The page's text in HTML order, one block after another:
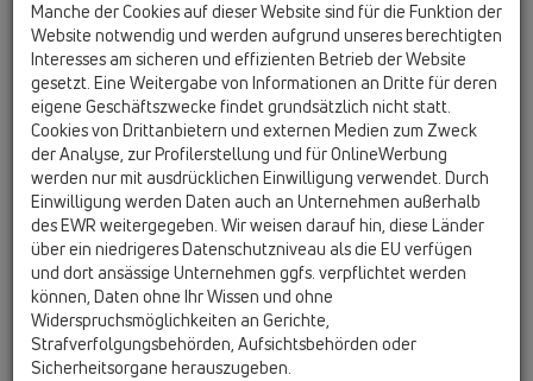
HL905N Rohrbelüfter, geeignet für den Unterputz-
Einbau in Wänden. Abgang DN50/DN75 senkrecht,
ablängbarer Bauschutz, herausnehmbarer
Funktionseinsatz und Abdeckung sind im Lieferumfang
enthalten. Durch die flache Bauweise ist der Einbau in
Trockenbauwände mit 75mm Ständerprofilen möglich.
Hauptdaten
Manche der Cookies auf dieser Website sind für die Funktion der
Website notwendig und werden aufgrund unseres berechtigten
Interesses am sicheren und effizienten Betrieb der Website
gesetzt. Eine Weitergabe von Informationen an Dritte für deren
eigene Geschäftszwecke findet grundsätzlich nicht statt.
Cookies von Drittanbietern und externen Medien zum Zweck
der Analyse, zur Profilerstellung und für OnlineWerbung
werden nur mit ausdrücklichen Einwilligung verwendet. Durch
Einwilligung werden Daten auch an Unternehmen außerhalb
des EWR weitergegeben. Wir weisen darauf hin, diese Länder
über ein niedrigeres Datenschutzniveau als die EU verfügen
und dort ansässige Unternehmen ggfs. verpflichtet werden
können, Daten ohne Ihr Wissen und ohne
Widerspruchsmöglichkeiten an Gerichte,
Strafverfolgungsbehörden, Aufsichtsbehörden oder
Sicherheitsorgane herauszugeben.